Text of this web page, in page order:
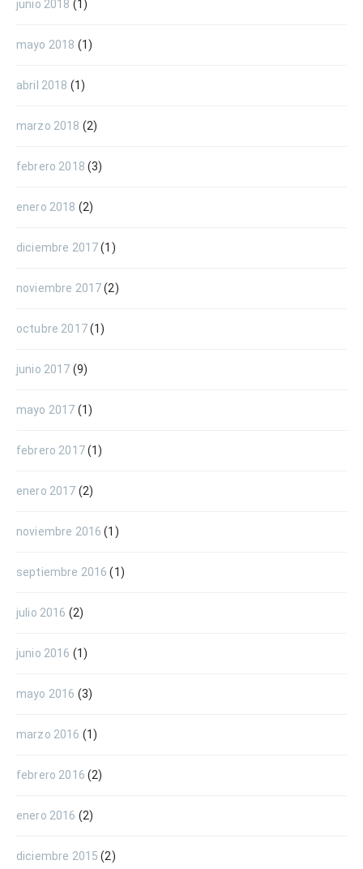
junio 2018 (1)
mayo 2018 (1)
abril 2018 (1)
marzo 2018 (2)
febrero 2018 (3)
enero 2018 (2)
diciembre 2017(1)
noviembre 2017(2)
octubre 2017(1)
junio 2017 (9)
mayo 2017 (1)
febrero 2017(1)
enero 2017 (2)
noviembre 2016 (1)
septiembre 2016 (1)
julio 2016 (2)
junio 2016 (1)
mayo 2016 (3)
marzo 2016 (1)
febrero 2016 (2)
enero 2016 (2)
diciembre 2015 (2)